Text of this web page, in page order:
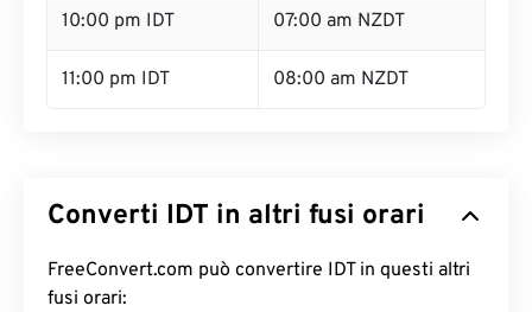
10:00 pm IDT 07:00 am NZDT
11:00 pm IDT 08:00 am NZDT
Converti IDT in altri fusi orari
FreeConvert.com può convertire IDT in questi altri
fusi orari: